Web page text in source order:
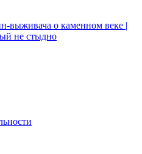
выживача о каменном веке |
не стыдно